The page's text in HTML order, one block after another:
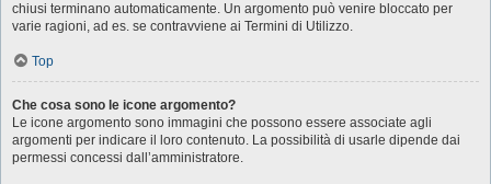
chiusi terminano automaticamente. Un argomento può venire bloccato per
varie ragioni, ad es. se contravviene ai Termini di Utilizzo.
Top
Che cosa sono le icone argomento?
Le icone argomento sono immagini che possono essere associate agli
argomenti per indicare il loro contenuto. La possibilità di usarle dipende dai
permessi concessi dall’amministratore.